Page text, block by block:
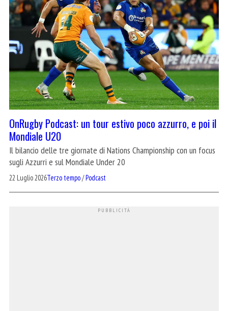
OnRugby Podcast: un tour estivo poco azzurro, e poi il
Mondiale U20
Il bilancio delle tre giornate di Nations Championship con un focus
sugli Azzurri e sul Mondiale Under 20
22 Luglio 2026Terzo tempo/Podcast